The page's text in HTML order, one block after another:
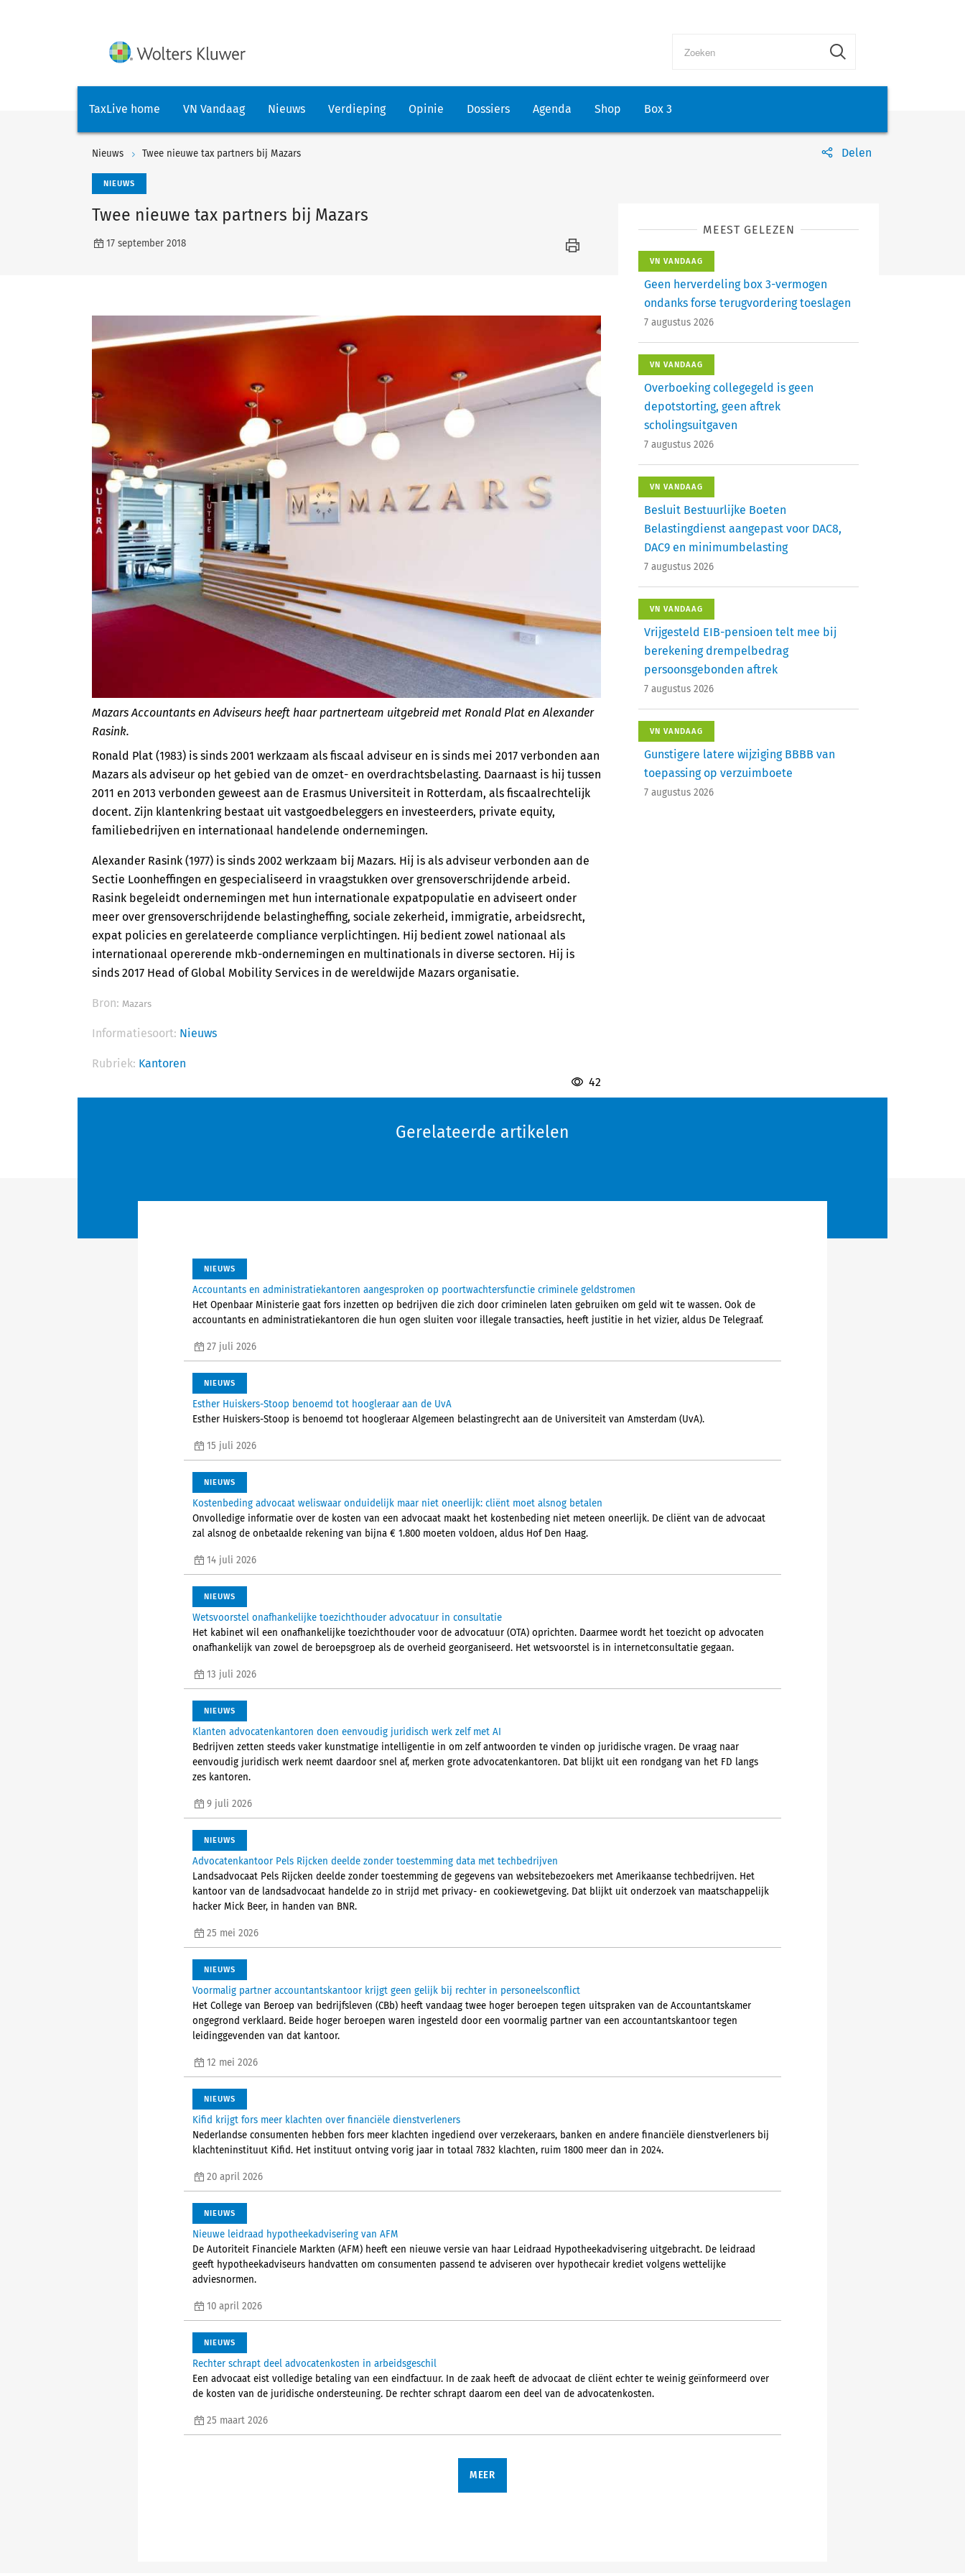
TaxLive home VN Vandaag Nieuws Verdieping Opinie Dossiers Agenda Shop Box 3
Nieuws Twee nieuwe tax partners bij Mazars Delen
NIEUWS
Twee nieuwe tax partners bij Mazars
17 september 2018
Mazars Accountants en Adviseurs heeft haar partnerteam uitgebreid met Ronald Plat en Alexander
Rasink.
Ronald Plat (1983) is sinds 2001 werkzaam als fiscaal adviseur en is sinds mei 2017 verbonden aan
Mazars als adviseur op het gebied van de omzet- en overdrachtsbelasting. Daarnaast is hij tussen
2011 en 2013 verbonden geweest aan de Erasmus Universiteit in Rotterdam, als fiscaalrechtelijk
docent. Zijn klantenkring bestaat uit vastgoedbeleggers en investeerders, private equity,
familiebedrijven en internationaal handelende ondernemingen.
Alexander Rasink (1977) is sinds 2002 werkzaam bij Mazars. Hij is als adviseur verbonden aan de
Sectie Loonheffingen en gespecialiseerd in vraagstukken over grensoverschrijdende arbeid.
Rasink begeleidt ondernemingen met hun internationale expatpopulatie en adviseert onder
meer over grensoverschrijdende belastingheffing, sociale zekerheid, immigratie, arbeidsrecht,
expat policies en gerelateerde compliance verplichtingen. Hij bedient zowel nationaal als
internationaal opererende mkb-ondernemingen en multinationals in diverse sectoren. Hij is
sinds 2017 Head of Global Mobility Services in de wereldwijde Mazars organisatie.
Bron: Mazars
Informatiesoort: Nieuws
Rubriek: Kantoren
42
MEEST GELEZEN
VN VANDAAG
Geen herverdeling box 3-vermogen
ondanks forse terugvordering toeslagen
7 augustus 2026
VN VANDAAG
Overboeking collegegeld is geen
depotstorting, geen aftrek
scholingsuitgaven
7 augustus 2026
VN VANDAAG
Besluit Bestuurlijke Boeten
Belastingdienst aangepast voor DAC8,
DAC9 en minimumbelasting
7 augustus 2026
VN VANDAAG
Vrijgesteld EIB-pensioen telt mee bij
berekening drempelbedrag
persoonsgebonden aftrek
7 augustus 2026
VN VANDAAG
Gunstigere latere wijziging BBBB van
toepassing op verzuimboete
7 augustus 2026
Gerelateerde artikelen
NIEUWS
Accountants en administratiekantoren aangesproken op poortwachtersfunctie criminele geldstromen
Het Openbaar Ministerie gaat fors inzetten op bedrijven die zich door criminelen laten gebruiken om geld wit te wassen. Ook de
accountants en administratiekantoren die hun ogen sluiten voor illegale transacties, heeft justitie in het vizier, aldus De Telegraaf.
27 juli 2026
NIEUWS
Esther Huiskers-Stoop benoemd tot hoogleraar aan de UvA
Esther Huiskers-Stoop is benoemd tot hoogleraar Algemeen belastingrecht aan de Universiteit van Amsterdam (UvA).
15 juli 2026
NIEUWS
Kostenbeding advocaat weliswaar onduidelijk maar niet oneerlijk: cliënt moet alsnog betalen
Onvolledige informatie over de kosten van een advocaat maakt het kostenbeding niet meteen oneerlijk. De cliënt van de advocaat
zal alsnog de onbetaalde rekening van bijna € 1.800 moeten voldoen, aldus Hof Den Haag.
14 juli 2026
NIEUWS
Wetsvoorstel onafhankelijke toezichthouder advocatuur in consultatie
Het kabinet wil een onafhankelijke toezichthouder voor de advocatuur (OTA) oprichten. Daarmee wordt het toezicht op advocaten
onafhankelijk van zowel de beroepsgroep als de overheid georganiseerd. Het wetsvoorstel is in internetconsultatie gegaan.
13 juli 2026
NIEUWS
Klanten advocatenkantoren doen eenvoudig juridisch werk zelf met AI
Bedrijven zetten steeds vaker kunstmatige intelligentie in om zelf antwoorden te vinden op juridische vragen. De vraag naar
eenvoudig juridisch werk neemt daardoor snel af, merken grote advocatenkantoren. Dat blijkt uit een rondgang van het FD langs
zes kantoren.
9 juli 2026
NIEUWS
Advocatenkantoor Pels Rijcken deelde zonder toestemming data met techbedrijven
Landsadvocaat Pels Rijcken deelde zonder toestemming de gegevens van websitebezoekers met Amerikaanse techbedrijven. Het
kantoor van de landsadvocaat handelde zo in strijd met privacy- en cookiewetgeving. Dat blijkt uit onderzoek van maatschappelijk
hacker Mick Beer, in handen van BNR.
25 mei 2026
NIEUWS
Voormalig partner accountantskantoor krijgt geen gelijk bij rechter in personeelsconflict
Het College van Beroep van bedrijfsleven (CBb) heeft vandaag twee hoger beroepen tegen uitspraken van de Accountantskamer
ongegrond verklaard. Beide hoger beroepen waren ingesteld door een voormalig partner van een accountantskantoor tegen
leidinggevenden van dat kantoor.
12 mei 2026
NIEUWS
Kifid krijgt fors meer klachten over financiële dienstverleners
Nederlandse consumenten hebben fors meer klachten ingediend over verzekeraars, banken en andere financiële dienstverleners bij
klachteninstituut Kifid. Het instituut ontving vorig jaar in totaal 7832 klachten, ruim 1800 meer dan in 2024.
20 april 2026
NIEUWS
Nieuwe leidraad hypotheekadvisering van AFM
De Autoriteit Financiele Markten (AFM) heeft een nieuwe versie van haar Leidraad Hypotheekadvisering uitgebracht. De leidraad
geeft hypotheekadviseurs handvatten om consumenten passend te adviseren over hypothecair krediet volgens wettelijke
adviesnormen.
10 april 2026
NIEUWS
Rechter schrapt deel advocatenkosten in arbeidsgeschil
Een advocaat eist volledige betaling van een eindfactuur. In de zaak heeft de advocaat de cliënt echter te weinig geïnformeerd over
de kosten van de juridische ondersteuning. De rechter schrapt daarom een deel van de advocatenkosten.
25 maart 2026
MEER